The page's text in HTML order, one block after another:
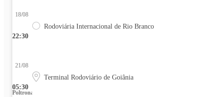
22:30
18/08
Rodoviária Internacional de Rio Branco
05:30
21/08
Terminal Rodoviário de Goiânia
Poltrona